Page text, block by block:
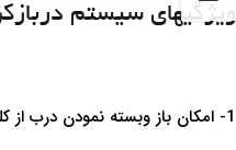
ویژگیهای سیستم
1- امکان باز وبسته نمودن درب از کلید روی داشبورد وراه دور توسط راننده